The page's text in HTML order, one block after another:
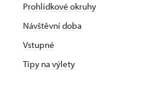
Prohlídkové okruhy
Návštěvní doba
Vstupné
Tipy na výlety